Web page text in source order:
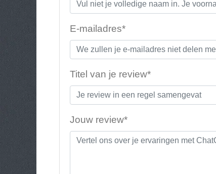
E-mailadres*
Titel van je review*
Jouw review*